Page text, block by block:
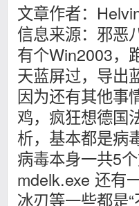
文章作者：
信息来源：邪恶
有个Win2003，
天蓝屏过，导出
因为还有其他事
鸡，疯狂想德国
析，基本都是病
病毒本身一共5
mdelk.exe 还有
冰刃等一些都是